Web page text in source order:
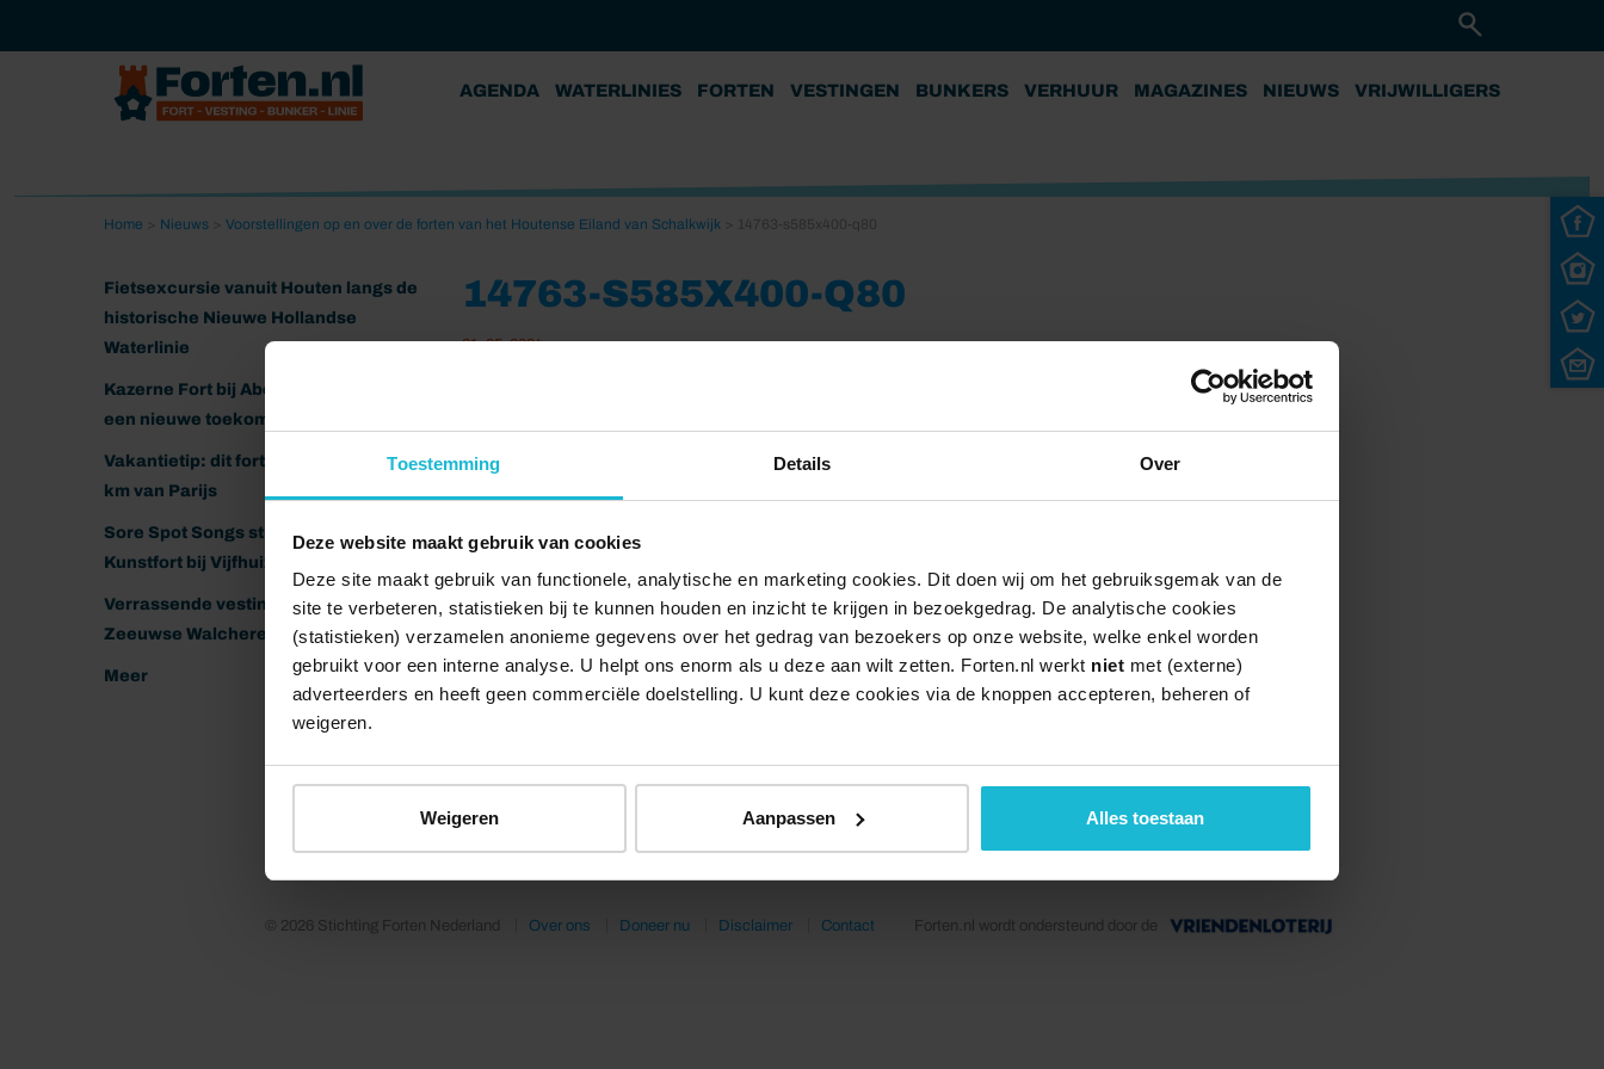
Toestemming Details Over
Deze website maakt gebruik van cookies
Deze site maakt gebruik van functionele, analytische en marketing cookies. Dit doen wij om het gebruiksgemak van de
site te verbeteren, statistieken bij te kunnen houden en inzicht te krijgen in bezoekgedrag. De analytische cookies
(statistieken) verzamelen anonieme gegevens over het gedrag van bezoekers op onze website, welke enkel worden
gebruikt voor een interne analyse. U helpt ons enorm als u deze aan wilt zetten. Forten.nl werkt niet met (externe)
adverteerders en heeft geen commerciële doelstelling. U kunt deze cookies via de knoppen accepteren, beheren of
weigeren.
Weigeren Aanpassen Alles toestaan
AGENDA WATERLINIES FORTEN VESTINGEN BUNKERS VERHUUR MAGAZINES NIEUWS VRIJWILLIGERS
Home Nieuws Voorstellingen op en over de forten van het Houtense Eiland van Schalkwijk
Fietsexcursie vanuit Houten langs de
historische Nieuwe Hollandse
Waterlinie
Kazerne Fort bij Abcoude klaar voor
een nieuwe toekomst
Vakantietip: dit fort ligt nog geen 20
km van Parijs
Sore Spot Songs strijkt neer op het
Kunstfort bij Vijfhuizen
Verrassende vestingen van het
Zeeuwse Walcheren
Meer
14763-S585X400-Q80
21-05-2024
© 2026 Stichting Forten Nederland Over ons Doneer nu Disclaimer Contact Forten.nl wordt ondersteund door de